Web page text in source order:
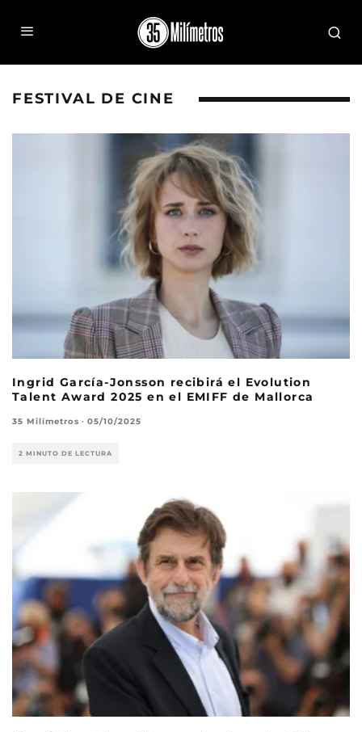
FESTIVAL DE CINE
Ingrid García-Jonsson recibirá el Evolution
Talent Award 2025 en el EMIFF de Mallorca
35 Milímetros · 05/10/2025
2 MINUTO DE LECTURA